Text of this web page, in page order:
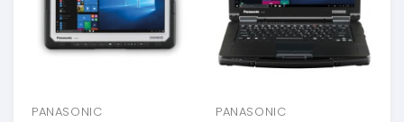
PANASONIC PANASONIC